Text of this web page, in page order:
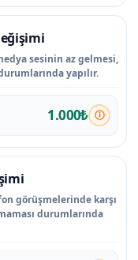
sesinin az gelmesi,
yapılır.
1.000₺
görüşmelerinde karşı
durumlarında